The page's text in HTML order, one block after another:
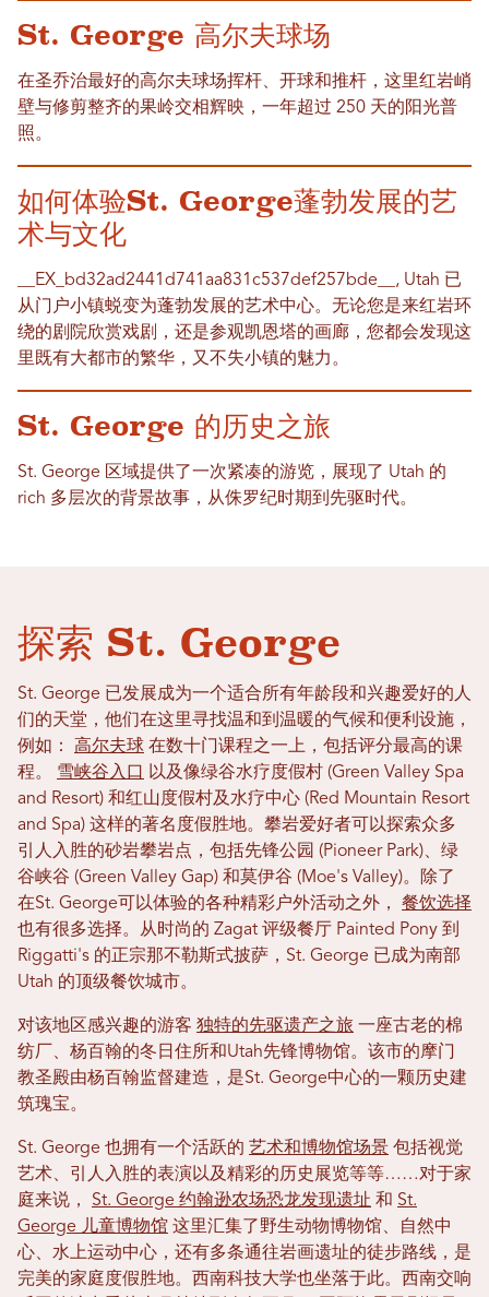
St. George 高尔夫球场
在圣乔治最好的高尔夫球场挥杆、开球和推杆，这里红岩峭
壁与修剪整齐的果岭交相辉映，一年超过 250 天的阳光普
照。
如何体验St. George蓬勃发展的艺
术与文化
__EX_bd32ad2441d741aa831c537def257bd​​e__, Utah 已
从门户小镇蜕变为蓬勃发展的艺术中心。无论您是来红岩环
绕的剧院欣赏戏剧，还是参观凯恩塔的画廊，您都会发现这
里既有大都市的繁华，又不失小镇的魅力。
St. George 的历史之旅
St. George 区域提供了一次紧凑的游览，展现了 Utah 的
rich 多层次的背景故事，从侏罗纪时期到先驱时代。
探索 St. George
St. George 已发展成为一个适合所有年龄段和兴趣爱好的人
们的天堂，他们在这里寻找温和到温暖的气候和便利设施，
例如： 高尔夫球 在数十门课程之一上，包括评分最高的课
程。 雪峡谷入口 以及像绿谷水疗度假村 (Green Valley Spa
and Resort) 和红山度假村及水疗中心 (Red Mountain Resort
and Spa) 这样的著名度假胜地。攀岩爱好者可以探索众多
引人入胜的砂岩攀岩点，包括先锋公园 (Pioneer Park)、绿
谷峡谷 (Green Valley Gap) 和莫伊谷 (Moe's Valley)。除了
在St. George可以体验的各种精彩户外活动之外， 餐饮选择
也有很多选择。从时尚的 Zagat 评级餐厅 Painted Pony 到
Riggatti's 的正宗那不勒斯式披萨，St. George 已成为南部
Utah 的顶级餐饮城市。
对该地区感兴趣的游客 独特的先驱遗产之旅 一座古老的棉
纺厂、杨百翰的冬日住所和Utah先锋博物馆。该市的摩门
教圣殿由杨百翰监督建造，是St. George中心的一颗历史建
筑瑰宝。
St. George 也拥有一个活跃的 艺术和博物馆场景 包括视觉
艺术、引人入胜的表演以及精彩的历史展览等等……对于家
庭来说， St. George 约翰逊农场恐龙发现遗址 和 St.
George 儿童博物馆 这里汇集了野生动物博物馆、自然中
心、水上运动中心，还有多条通往岩画遗址的徒步路线，是
完美的家庭度假胜地。西南科技大学也坐落于此。西南交响